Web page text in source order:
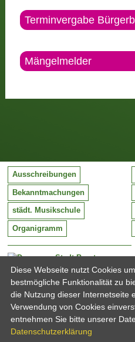
Terminvergabe
Mängelmelder
Stadt Barntrup
Mittelstraße 38
32683 Barntrup
Tel:
Email:
05263 / 409-0
Ausschreibungen
Bekanntmachungen
städt. Musikschule
Organigramm
Diese Webseite nutzt Cookies um
bestmögliche Funktionalität zu
die Nutzung dieser Internetseite
Verwendung von Cookies
entnehmen Sie bitte unserer
Datenschutzerklärung